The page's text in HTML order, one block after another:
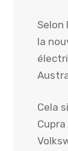
Selon
la
Cela